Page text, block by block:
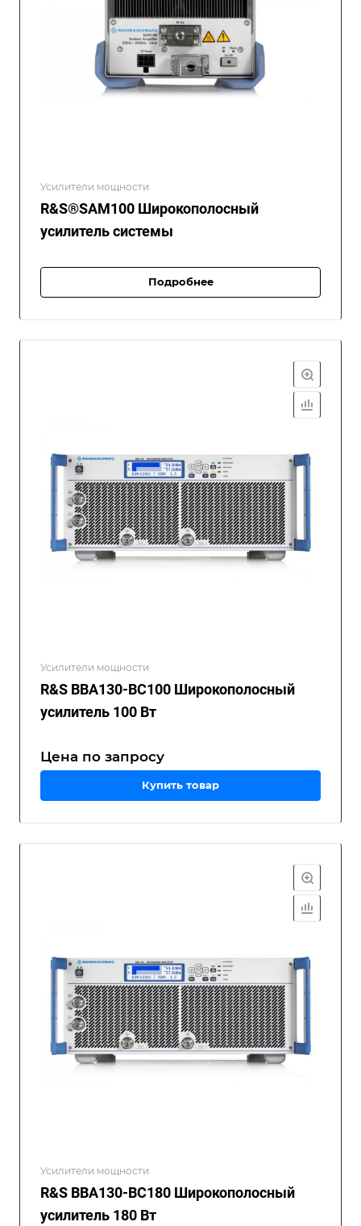
Усилители мощности
R&S®SAM100 Широкополосный
усилитель системы
Подробнее
Усилители мощности
R&S BBA130-BC100 Широкополосный
усилитель 100 Вт
Цена по запросу
Купить товар
Усилители мощности
R&S BBA130-BC180 Широкополосный
усилитель 180 Вт